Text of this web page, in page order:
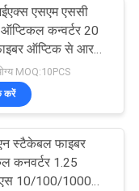
पैनल
एसएम एससी
कन्वर्टर 20
ऑप्टिक से आरजे
कन्वर्टर
MOQ:10PCS
करें
स्टैकेबल फाइबर
कनवर्टर 1.25
10/100/1000